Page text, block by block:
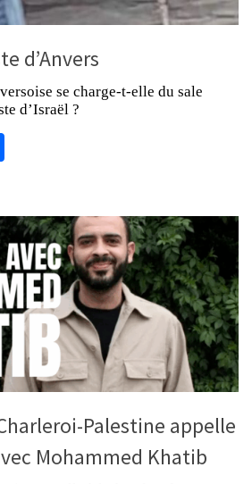
d’Anvers
se charge-t-elle du sale
d’Israël ?
Palestine appelle
Mohammed Khatib